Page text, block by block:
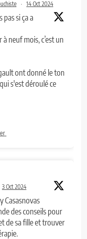
· 14 Oct 2024
pas si ça a
neuf mois, c’est un
ont donné le ton
qui s'est déroulé ce
3 Oct 2024
Casasnovas
des conseils pour
de sa fille et trouver